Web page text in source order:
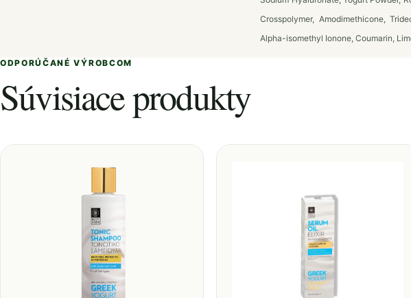
Crosspolymer, Amodimethicone,
Alpha-isomethyl Ionone, Coumarin,
ODPORÚČANÉ VÝROBCOM
Súvisiace produkty